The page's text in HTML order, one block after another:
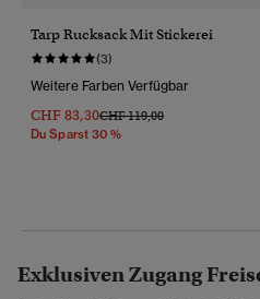
Tarp Rucksack Mit Stickerei
(3)
Weitere Farben Verfügbar
CHF 83,30Preis Wurde Reduziert Von
CHF 119,00Bis
Du Sparst 30 %
Exklusiven Zugang